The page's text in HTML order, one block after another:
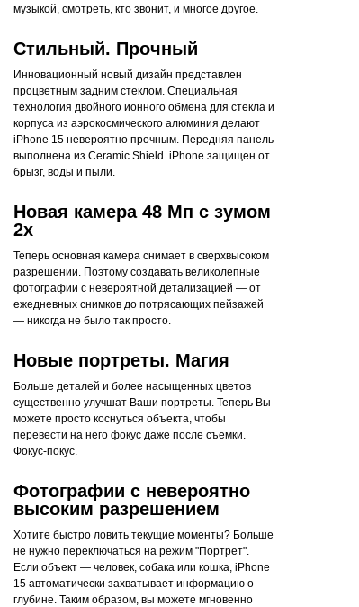
музыкой, смотреть, кто звонит, и многое другое.
Стильный. Прочный
Инновационный новый дизайн представлен
процветным задним стеклом. Специальная
технология двойного ионного обмена для стекла и
корпуса из аэрокосмического алюминия делают
iPhone 15 невероятно прочным. Передняя панель
выполнена из Ceramic Shield. iPhone защищен от
брызг, воды и пыли.
Новая камера 48 Мп с зумом
2x
Теперь основная камера снимает в сверхвысоком
разрешении. Поэтому создавать великолепные
фотографии с невероятной детализацией — от
ежедневных снимков до потрясающих пейзажей
— никогда не было так просто.
Новые портреты. Магия
Больше деталей и более насыщенных цветов
существенно улучшат Ваши портреты. Теперь Вы
можете просто коснуться объекта, чтобы
перевести на него фокус даже после съемки.
Фокус-покус.
Фотографии с невероятно
высоким разрешением
Хотите быстро ловить текущие моменты? Больше
не нужно переключаться на режим "Портрет".
Если объект — человек, собака или кошка, iPhone
15 автоматически захватывает информацию о
глубине. Таким образом, вы можете мгновенно